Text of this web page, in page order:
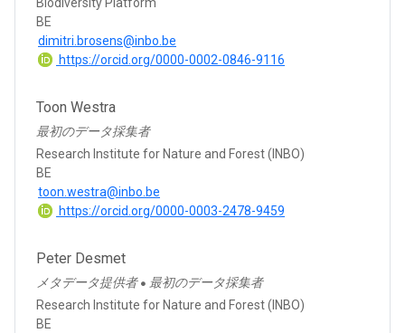
BE
dimitri.brosens@inbo.be
https://orcid.org/0000-0002-0846-9116
Toon Westra
最初のデータ採集者
Research Institute for Nature and Forest (INBO)
BE
toon.westra@inbo.be
https://orcid.org/0000-0003-2478-9459
Peter Desmet
メタデータ提供者 ● 最初のデータ採集者
Research Institute for Nature and Forest (INBO)
BE